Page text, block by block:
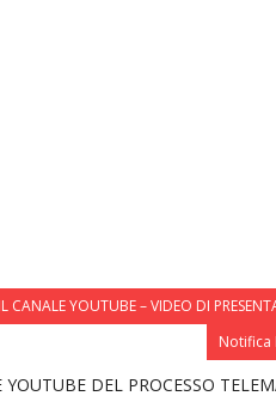
CANALE YOUTUBE – VIDEO DI
Notifica
YOUTUBE DEL PROCESSO